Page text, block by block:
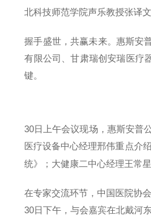
北科技师范学院声乐教授张译
握手盛世，共赢未来。惠斯安
有限公司、甘肃瑞创安瑞医疗
键。
30日上午会议现场，惠斯安普
医疗设备中心经理邢伟重点介
统》；大健康二中心经理王常
在专家交流环节，中国医院协
30日下午，与会嘉宾在北戴河